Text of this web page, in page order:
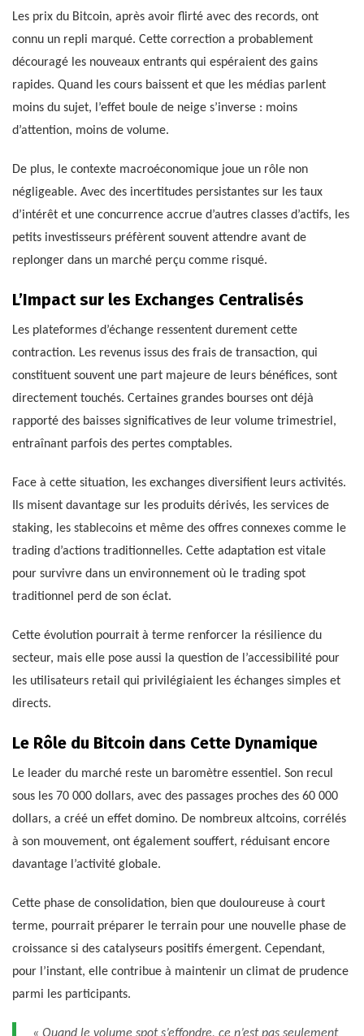
Les prix du Bitcoin, après avoir flirté avec des records, ont
connu un repli marqué. Cette correction a probablement
découragé les nouveaux entrants qui espéraient des gains
rapides. Quand les cours baissent et que les médias parlent
moins du sujet, l’effet boule de neige s’inverse : moins
d’attention, moins de volume.
De plus, le contexte macroéconomique joue un rôle non
négligeable. Avec des incertitudes persistantes sur les taux
d’intérêt et une concurrence accrue d’autres classes d’actifs, les
petits investisseurs préfèrent souvent attendre avant de
replonger dans un marché perçu comme risqué.
L’Impact sur les Exchanges Centralisés
Les plateformes d’échange ressentent durement cette
contraction. Les revenus issus des frais de transaction, qui
constituent souvent une part majeure de leurs bénéfices, sont
directement touchés. Certaines grandes bourses ont déjà
rapporté des baisses significatives de leur volume trimestriel,
entraînant parfois des pertes comptables.
Face à cette situation, les exchanges diversifient leurs activités.
Ils misent davantage sur les produits dérivés, les services de
staking, les stablecoins et même des offres connexes comme le
trading d’actions traditionnelles. Cette adaptation est vitale
pour survivre dans un environnement où le trading spot
traditionnel perd de son éclat.
Cette évolution pourrait à terme renforcer la résilience du
secteur, mais elle pose aussi la question de l’accessibilité pour
les utilisateurs retail qui privilégiaient les échanges simples et
directs.
Le Rôle du Bitcoin dans Cette Dynamique
Le leader du marché reste un baromètre essentiel. Son recul
sous les 70 000 dollars, avec des passages proches des 60 000
dollars, a créé un effet domino. De nombreux altcoins, corrélés
à son mouvement, ont également souffert, réduisant encore
davantage l’activité globale.
Cette phase de consolidation, bien que douloureuse à court
terme, pourrait préparer le terrain pour une nouvelle phase de
croissance si des catalyseurs positifs émergent. Cependant,
pour l’instant, elle contribue à maintenir un climat de prudence
parmi les participants.
« Quand le volume spot s’effondre, ce n’est pas seulement